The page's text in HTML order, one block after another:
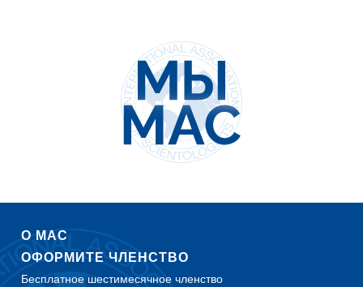
О МАС
ОФОРМИТЕ ЧЛЕНСТВО
Бесплатное шестимесячное членство